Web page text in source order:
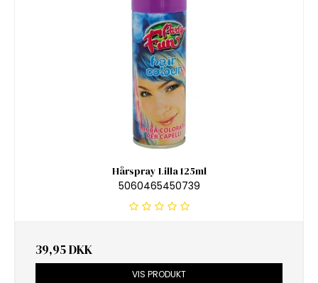
Hårspray Lilla 125ml
5060465450739
39,95 DKK
VIS PRODUKT